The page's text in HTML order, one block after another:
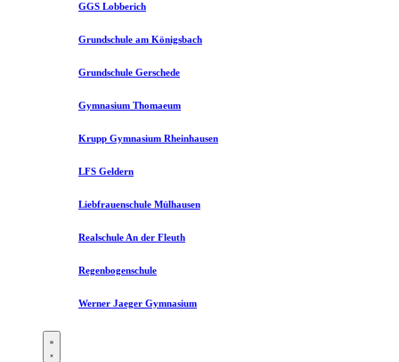
GGS Lobberich
Grundschule am Königsbach
Grundschule Gerschede
Gymnasium Thomaeum
Krupp Gymnasium Rheinhausen
LFS Geldern
Liebfrauenschule Mülhausen​
Realschule An der Fleuth
Regenbogenschule
Werner Jaeger Gymnasium